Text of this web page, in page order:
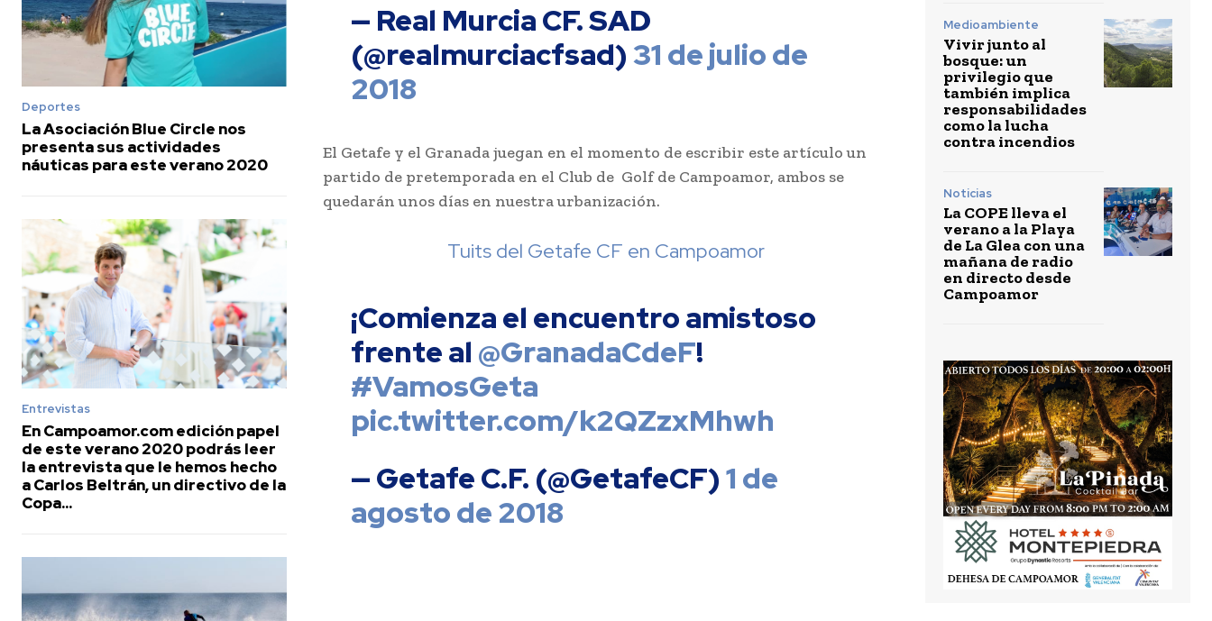
Deportes
La Asociación Blue Circle nos
presenta sus actividades
náuticas para este verano 2020
Entrevistas
En Campoamor.com edición papel
de este verano 2020 podrás leer
la entrevista que le hemos hecho
a Carlos Beltrán, un directivo de la
Copa...
— Real Murcia CF. SAD
(@realmurciacfsad)31 de julio de
2018
El Getafe y el Granada juegan en el momento de escribir este artículo un
partido de pretemporada en el Club de Golf de Campoamor, ambos se
quedarán unos días en nuestra urbanización.
Tuits del Getafe CF en Campoamor
¡Comienza el encuentro amistoso
frente al @GranadaCdeF!
#VamosGeta
pic.twitter.com/k2QZzxMhwh
— Getafe C.F. (@GetafeCF)1 de
agosto de 2018
Medioambiente
Vivir junto al
bosque: un
privilegio que
también implica
responsabilidades
como la lucha
contra incendios
Noticias
La COPE lleva el
verano a la Playa
de La Glea con una
mañana de radio
en directo desde
Campoamor